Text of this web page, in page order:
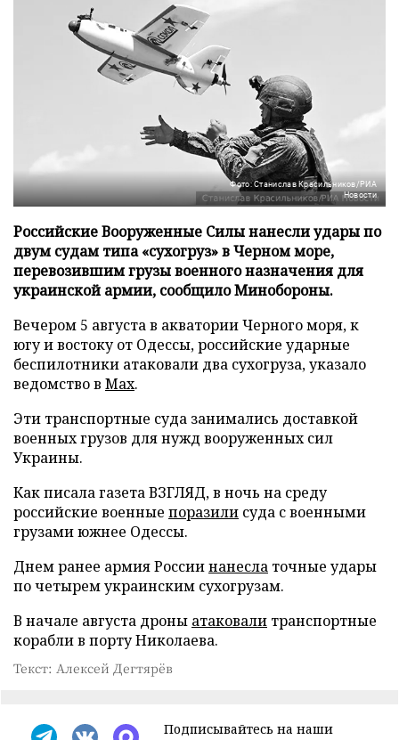
Фото: Станислав Красильников/РИА
Новости
Российские Вооруженные Силы нанесли удары по
двум судам типа «сухогруз» в Черном море,
перевозившим грузы военного назначения для
украинской армии, сообщило Минобороны.
Вечером 5 августа в акватории Черного моря, к
югу и востоку от Одессы, российские ударные
беспилотники атаковали два сухогруза, указало
ведомство в Max.
Эти транспортные суда занимались доставкой
военных грузов для нужд вооруженных сил
Украины.
Как писала газета ВЗГЛЯД, в ночь на среду
российские военные поразили суда с военными
грузами южнее Одессы.
Днем ранее армия Россиинанесла точные удары
по четырем украинским сухогрузам.
В начале августа дроны атаковали транспортные
корабли в порту Николаева.
Текст: Алексей Дегтярёв
Подписывайтесь на наши